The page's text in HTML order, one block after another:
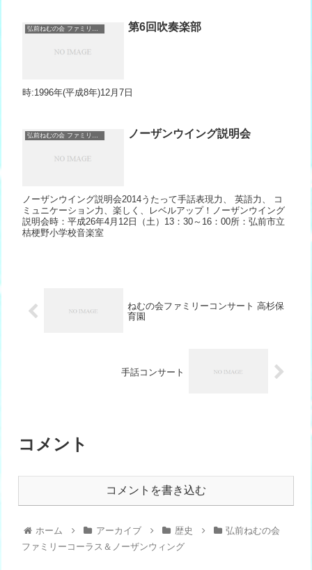
弘前ねむの会 ファミリーコーラス＆ノーザンウィング 第6回吹奏楽部
時:1996年(平成8年)12月7日
弘前ねむの会 ファミリーコーラス＆ノーザンウィング ノーザンウイング説明会
ノーザンウイング説明会2014うたって手話表現力、 英語力、 コ
ミュニケーション力、楽しく、レベルアップ！ノーザンウイング
説明会時：平成26年4月12日（土）13：30～16：00所：弘前市立
桔梗野小学校音楽室
ねむの会ファミリーコンサート 高杉保
育園
手話コンサート
コメント
コメントを書き込む
ホーム アーカイブ 歴史
弘前ねむの会
ファミリーコーラス＆ノーザンウィング